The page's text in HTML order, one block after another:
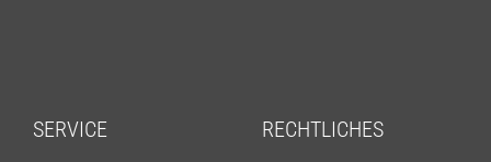
SERVICE RECHTLICHES